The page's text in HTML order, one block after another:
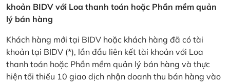
khoản BIDV với Loa thanh toán hoặc Phần mềm quản
lý bán hàng
Khách hàng mới tại BIDV hoặc khách hàng đã có tài
khoản tại BIDV (*), lần đầu liên kết tài khoản với Loa
thanh toán hoặc Phần mềm quản lý bán hàng và thực
hiện tối thiểu 10 giao dịch nhận doanh thu bán hàng vào